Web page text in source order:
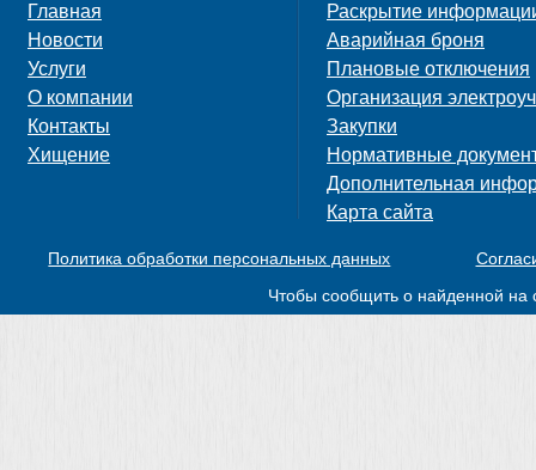
Главная
Новости
Услуги
О компании
Контакты
Хищение
Раскрытие
Аварийная броня
Плановые отключения
Организация
Закупки
Нормативные
Дополнительная
Карта сайта
Политика обработки персональных данных
Чтобы сообщить о найденной на